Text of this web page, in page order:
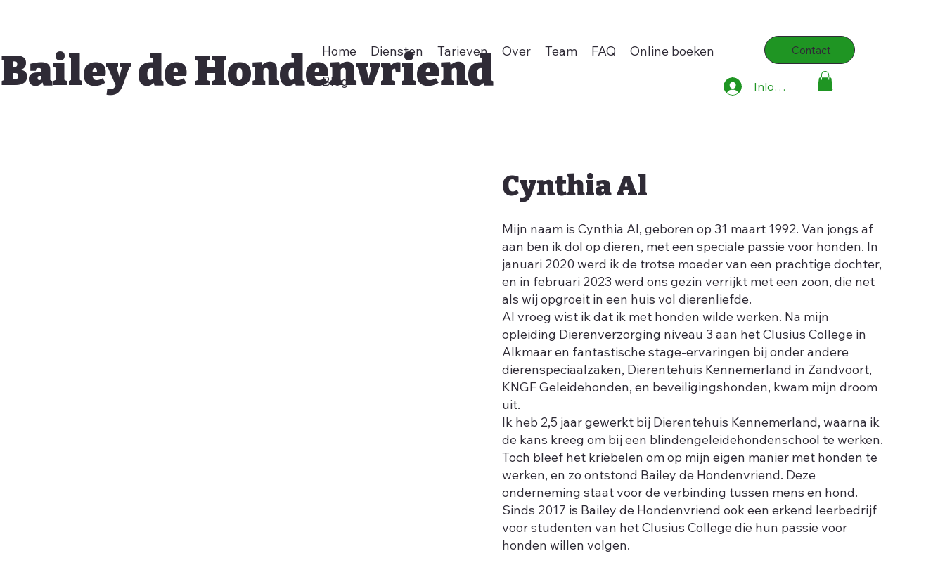
Bailey de Hondenvriend
Home Diensten Tarieven Over Team FAQ
Online boeken
Blog
Contact
Inloggen
Cynthia Al
Mijn naam is Cynthia Al, geboren op 31 maart 1992. Van jongs af
aan ben ik dol op dieren, met een speciale passie voor honden. In
januari 2020 werd ik de trotse moeder van een prachtige dochter,
en in februari 2023 werd ons gezin verrijkt met een zoon, die net
als wij opgroeit in een huis vol dierenliefde.
Al vroeg wist ik dat ik met honden wilde werken. Na mijn
opleiding Dierenverzorging niveau 3 aan het Clusius College in
Alkmaar en fantastische stage-ervaringen bij onder andere
dierenspeciaalzaken, Dierentehuis Kennemerland in Zandvoort,
KNGF Geleidehonden, en beveiligingshonden, kwam mijn droom
uit.
Ik heb 2,5 jaar gewerkt bij Dierentehuis Kennemerland, waarna ik
de kans kreeg om bij een blindengeleidehondenschool te werken.
Toch bleef het kriebelen om op mijn eigen manier met honden te
werken, en zo ontstond Bailey de Hondenvriend. Deze
onderneming staat voor de verbinding tussen mens en hond.
Sinds 2017 is Bailey de Hondenvriend ook een erkend leerbedrijf
voor studenten van het Clusius College die hun passie voor
honden willen volgen.